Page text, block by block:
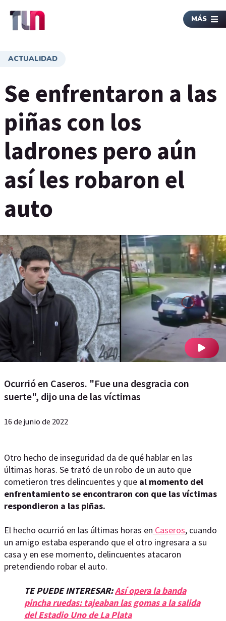
MÁS
ACTUALIDAD
Se enfrentaron a las
piñas con los
ladrones pero aún
así les robaron el
auto
Ocurrió en Caseros. "Fue una desgracia con
suerte", dijo una de las víctimas
16 de junio de 2022
Otro hecho de inseguridad da de qué hablar en las
últimas horas. Se trató de un robo de un auto que
cometieron tres delincuentes y que al momento del
enfrentamiento se encontraron con que las víctimas
respondieron a las piñas.
El hecho ocurrió en las últimas horas en Caseros, cuando
un amigo estaba esperando que el otro ingresara a su
casa y en ese momento, delincuentes atacaron
pretendiendo robar el auto.
TE PUEDE INTERESAR:Así opera la banda
pincha ruedas: tajeaban las gomas a la salida
del Estadio Uno de La Plata